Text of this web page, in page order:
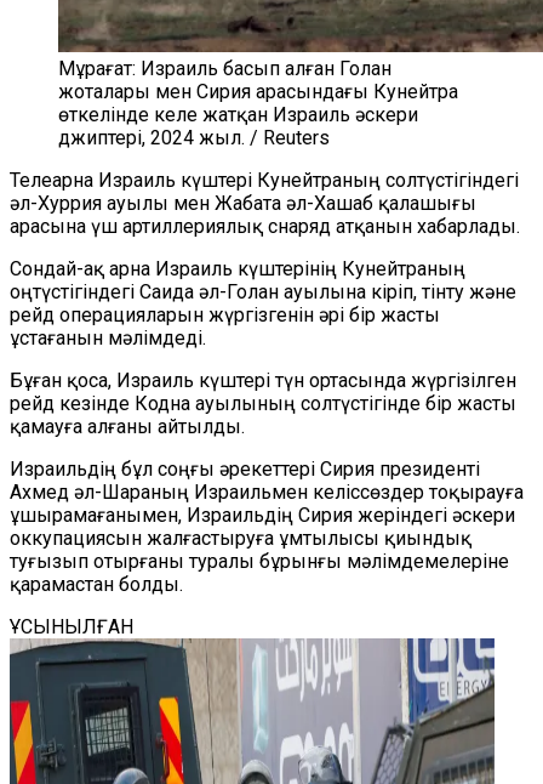
Мұрағат: Израиль басып алған Голан
жоталары мен Сирия арасындағы Кунейтра
өткелінде келе жатқан Израиль әскери
джиптері, 2024 жыл. / Reuters
Телеарна Израиль күштері Кунейтраның солтүстігіндегі
әл-Хуррия ауылы мен Жабата әл-Хашаб қалашығы
арасына үш артиллериялық снаряд атқанын хабарлады.
Сондай-ақ арна Израиль күштерінің Кунейтраның
оңтүстігіндегі Саида әл-Голан ауылына кіріп, тінту және
рейд операцияларын жүргізгенін әрі бір жасты
ұстағанын мәлімдеді.
Бұған қоса, Израиль күштері түн ортасында жүргізілген
рейд кезінде Кодна ауылының солтүстігінде бір жасты
қамауға алғаны айтылды.
Израильдің бұл соңғы әрекеттері Сирия президенті
Ахмед әл-Шараның Израильмен келіссөздер тоқырауға
ұшырамағанымен, Израильдің Сирия жеріндегі әскери
оккупациясын жалғастыруға ұмтылысы қиындық
туғызып отырғаны туралы бұрынғы мәлімдемелеріне
қарамастан болды.
ҰСЫНЫЛҒАН